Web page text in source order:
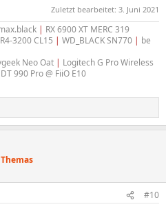
Zuletzt bearbeitet: 3. Juni 2021
| RX 6900 XT MERC 319
3200 CL15 | WD_BLACK SN770 | be
Neo Oat | Logitech G Pro Wireless
990 Pro @ FiiO E10
#10